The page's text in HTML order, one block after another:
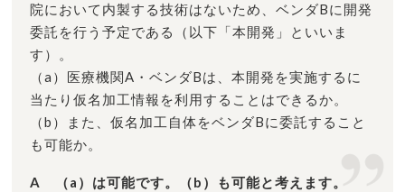
院において内製する技術はないため、ベンダBに開発
委託を行う予定である（以下「本開発」といいま
す）。
（a）医療機関A・ベンダBは、本開発を実施するに
当たり仮名加工情報を利用することはできるか。
（b）また、仮名加工自体をベンダBに委託すること
も可能か。
A （a）は可能です。（b）も可能と考えます。